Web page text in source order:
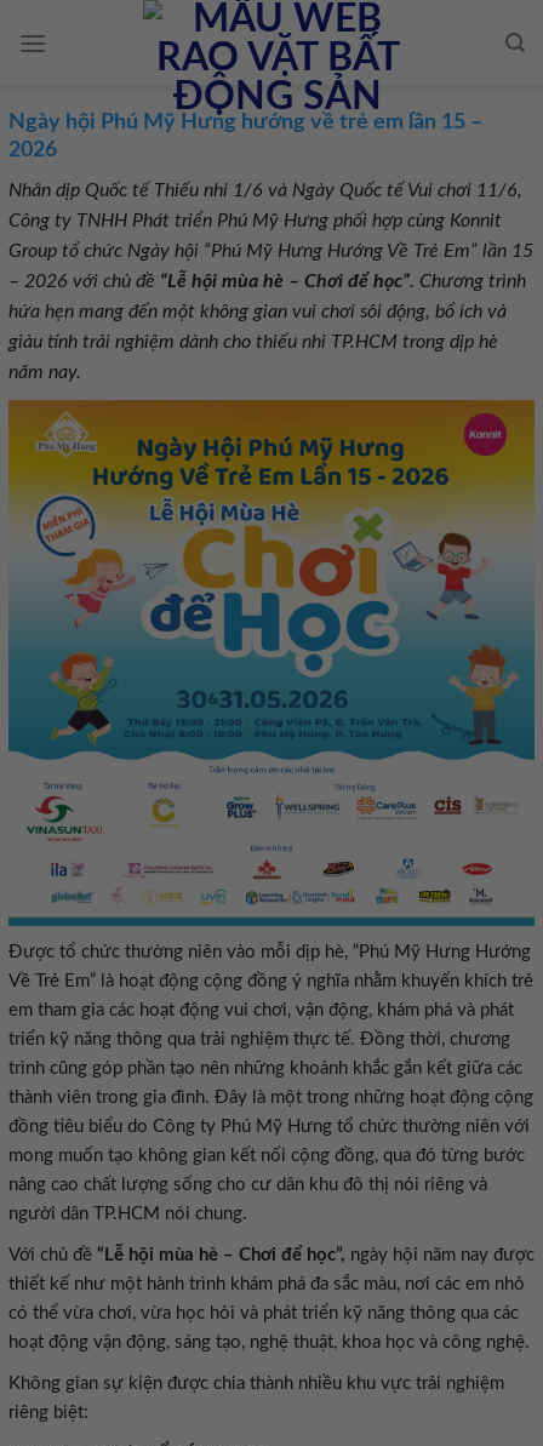
Ngày hội Phú Mỹ Hưng hướng về trẻ em lần 15 –
2026
Nhân dịp Quốc tế Thiếu nhi 1/6 và Ngày Quốc tế Vui chơi 11/6,
Công ty TNHH Phát triển Phú Mỹ Hưng phối hợp cùng Konnit
Group tổ chức Ngày hội “Phú Mỹ Hưng Hướng Về Trẻ Em” lần 15
– 2026 với chủ đề “Lễ hội mùa hè – Chơi để học”. Chương trình
hứa hẹn mang đến một không gian vui chơi sôi động, bổ ích và
giàu tính trải nghiệm dành cho thiếu nhi TP.HCM trong dịp hè
năm nay.
Được tổ chức thường niên vào mỗi dịp hè, “Phú Mỹ Hưng Hướng
Về Trẻ Em” là hoạt động cộng đồng ý nghĩa nhằm khuyến khích trẻ
em tham gia các hoạt động vui chơi, vận động, khám phá và phát
triển kỹ năng thông qua trải nghiệm thực tế. Đồng thời, chương
trình cũng góp phần tạo nên những khoảnh khắc gắn kết giữa các
thành viên trong gia đình. Đây là một trong những hoạt động cộng
đồng tiêu biểu do Công ty Phú Mỹ Hưng tổ chức thường niên với
mong muốn tạo không gian kết nối cộng đồng, qua đó từng bước
nâng cao chất lượng sống cho cư dân khu đô thị nói riêng và
người dân TP.HCM nói chung.
Với chủ đề “Lễ hội mùa hè – Chơi để học”, ngày hội năm nay được
thiết kế như một hành trình khám phá đa sắc màu, nơi các em nhỏ
có thể vừa chơi, vừa học hỏi và phát triển kỹ năng thông qua các
hoạt động vận động, sáng tạo, nghệ thuật, khoa học và công nghệ.
Không gian sự kiện được chia thành nhiều khu vực trải nghiệm
riêng biệt: